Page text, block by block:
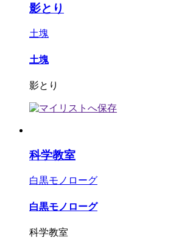
影とり
土塊
土塊
影とり
科学教室
白黒モノローグ
白黒モノローグ
科学教室